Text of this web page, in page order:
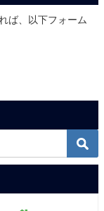
ば、以下フォーム